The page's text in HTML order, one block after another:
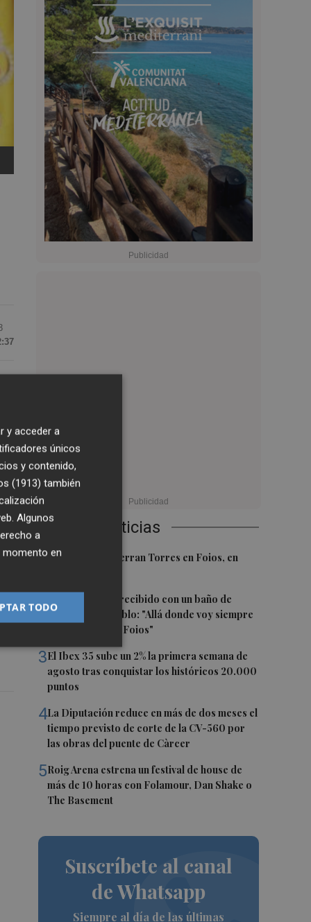
Últimas Noticias
1 El homenaje a Ferran Torres en Foios, en
2 Ferran Torres, recibido con un baño de
masas en su pueblo: "Allá donde voy siempre
digo que soy de Foios"
3El Ibex 35 sube un 2% la primera semana de
agosto tras conquistar los históricos 20.000
puntos
4La Diputación reduce en más de dos meses el
tiempo previsto de corte de la CV-560 por
las obras del puente de Càrcer
5Roig Arena estrena un festival de house de
más de 10 horas con Folamour, Dan Shake o
The Basement
Suscríbete al canal
de Whatsapp
Siempre al día de las últimas
y acceder a
únicos
y contenido,
(1913) también
Algunos
a
momento en
TODO